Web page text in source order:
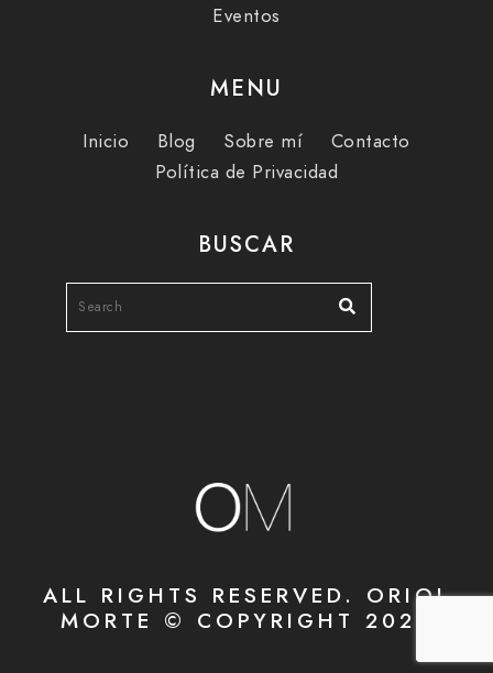
Eventos
MENU
Inicio Blog Sobre mí
Contacto
Política de Privacidad
BUSCAR
ALL RIGHTS RESERVED. ORIOL
MORTE © COPYRIGHT 2020